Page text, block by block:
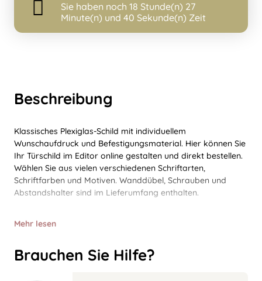
Beschreibung
Klassisches Plexiglas-Schild mit individuellem
Wunschaufdruck und Befestigungsmaterial. Hier können Sie
Ihr Türschild im Editor online gestalten und direkt bestellen.
Wählen Sie aus vielen verschiedenen Schriftarten,
Schriftfarben und Motiven. Wanddübel, Schrauben und
Abstandshalter sind im Lieferumfang enthalten.
Mehr lesen
Brauchen Sie Hilfe?
Sie haben noch 18 Stunde(n) 27
Minute(n) und 40 Sekunde(n) Zeit